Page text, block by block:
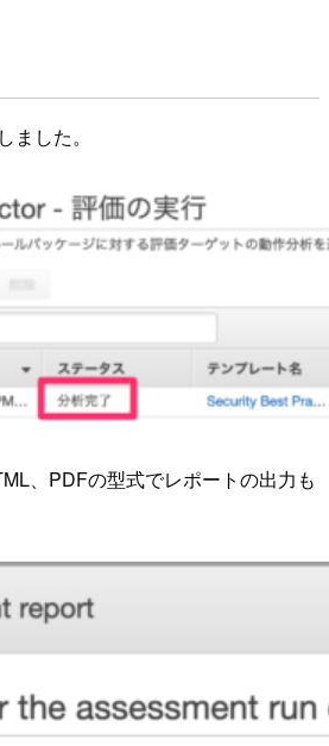
ました。
、PDFの型式でレポートの出力も